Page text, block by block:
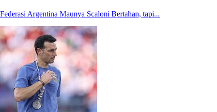
Federasi Argentina Maunya Scaloni Bertahan, tapi...